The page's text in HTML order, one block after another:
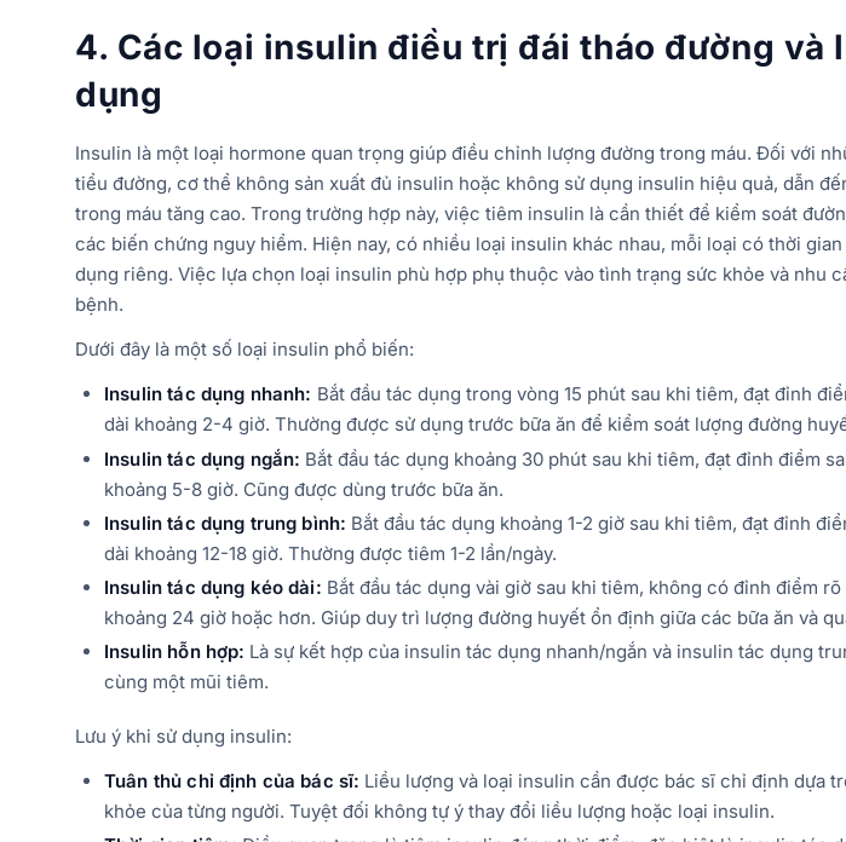
4. Các loại insulin điều trị đái tháo đường và
dụng
Insulin là một loại hormone quan trọng giúp điều chỉnh lượng đường trong máu. Đối với
tiểu đường, cơ thể không sản xuất đủ insulin hoặc không sử dụng insulin hiệu quả, dẫn
trong máu tăng cao. Trong trường hợp này, việc tiêm insulin là cần thiết để kiểm soát
các biến chứng nguy hiểm. Hiện nay, có nhiều loại insulin khác nhau, mỗi loại có thời
dụng riêng. Việc lựa chọn loại insulin phù hợp phụ thuộc vào tình trạng sức khỏe và nhu
bệnh.
Dưới đây là một số loại insulin phổ biến:
Insulin tác dụng nhanh: Bắt đầu tác dụng trong vòng 15 phút sau khi tiêm, đạt đỉnh
dài khoảng 2-4 giờ. Thường được sử dụng trước bữa ăn để kiểm soát lượng đường
Insulin tác dụng ngắn: Bắt đầu tác dụng khoảng 30 phút sau khi tiêm, đạt đỉnh điểm
khoảng 5-8 giờ. Cũng được dùng trước bữa ăn.
Insulin tác dụng trung bình: Bắt đầu tác dụng khoảng 1-2 giờ sau khi tiêm, đạt đỉnh
dài khoảng 12-18 giờ. Thường được tiêm 1-2 lần/ngày.
Insulin tác dụng kéo dài: Bắt đầu tác dụng vài giờ sau khi tiêm, không có đỉnh điểm rõ
khoảng 24 giờ hoặc hơn. Giúp duy trì lượng đường huyết ổn định giữa các bữa ăn và
Insulin hỗn hợp: Là sự kết hợp của insulin tác dụng nhanh/ngắn và insulin tác dụng
cùng một mũi tiêm.
Lưu ý khi sử dụng insulin:
Tuân thủ chỉ định của bác sĩ: Liều lượng và loại insulin cần được bác sĩ chỉ định dựa
khỏe của từng người. Tuyệt đối không tự ý thay đổi liều lượng hoặc loại insulin.